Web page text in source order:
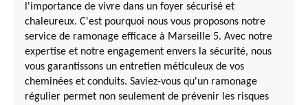
l'importance de vivre dans un foyer sécurisé et
chaleureux. C'est pourquoi nous vous proposons notre
service de ramonage efficace à Marseille 5. Avec notre
expertise et notre engagement envers la sécurité, nous
vous garantissons un entretien méticuleux de vos
cheminées et conduits. Saviez-vous qu'un ramonage
régulier permet non seulement de prévenir les risques